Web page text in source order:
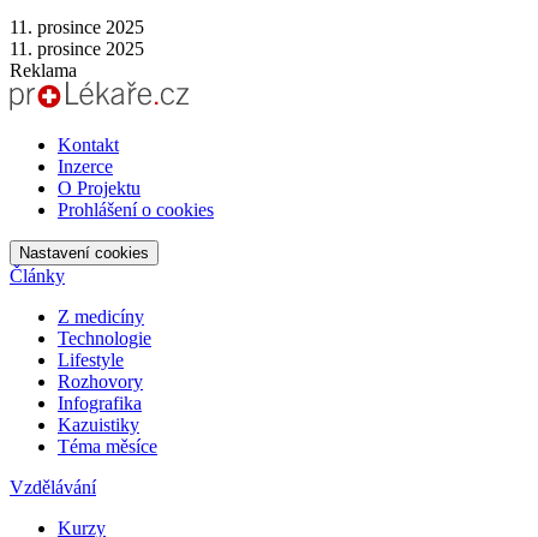
11. prosince 2025
11. prosince 2025
Reklama
Kontakt
Inzerce
O Projektu
Prohlášení o cookies
Nastavení cookies
Články
Z medicíny
Technologie
Lifestyle
Rozhovory
Infografika
Kazuistiky
Téma měsíce
Vzdělávání
Kurzy